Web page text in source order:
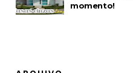
momento!